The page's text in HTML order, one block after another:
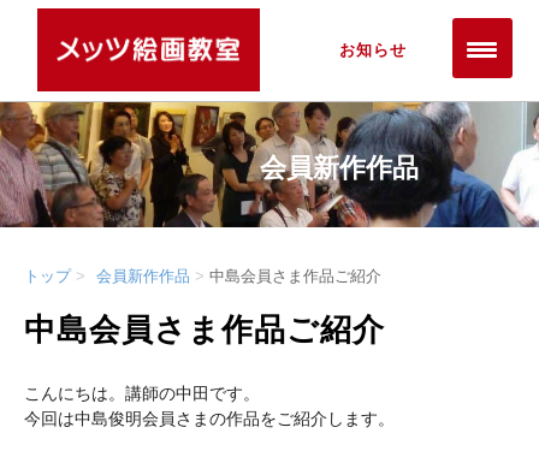
お知らせ
会員新作作品
トップ 会員新作作品 中島会員さま作品ご紹介
中島会員さま作品ご紹介
こんにちは。講師の中田です。
今回は中島俊明会員さまの作品をご紹介します。